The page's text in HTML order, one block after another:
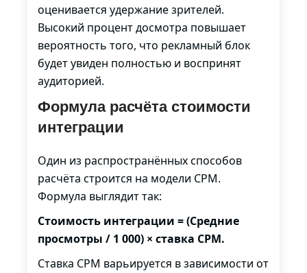
оценивается удержание зрителей.
Высокий процент досмотра повышает
вероятность того, что рекламный блок
будет увиден полностью и воспринят
аудиторией.
Формула расчёта стоимости
интеграции
Один из распространённых способов
расчёта строится на модели CPM.
Формула выглядит так:
Стоимость интеграции = (Средние
просмотры / 1 000) × ставка CPM.
Ставка CPM варьируется в зависимости от